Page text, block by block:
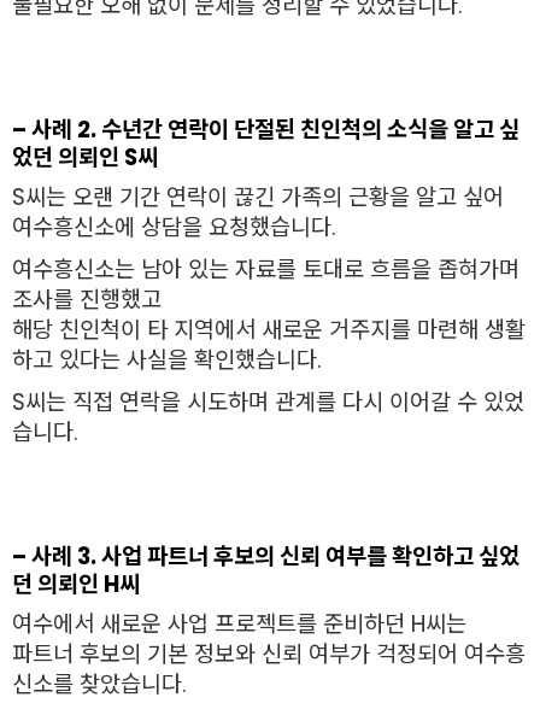
– 사례 2. 수년간 연락이 단절된 친인척의 소식을 알고 싶
었던 의뢰인 S씨
S씨는 오랜 기간 연락이 끊긴 가족의 근황을 알고 싶어
여수흥신소에 상담을 요청했습니다.
여수흥신소는 남아 있는 자료를 토대로 흐름을 좁혀가며
조사를 진행했고
해당 친인척이 타 지역에서 새로운 거주지를 마련해 생활
하고 있다는 사실을 확인했습니다.
S씨는 직접 연락을 시도하며 관계를 다시 이어갈 수 있었
습니다.
– 사례 3. 사업 파트너 후보의 신뢰 여부를 확인하고 싶었
던 의뢰인 H씨
여수에서 새로운 사업 프로젝트를 준비하던 H씨는
파트너 후보의 기본 정보와 신뢰 여부가 걱정되어 여수흥
신소를 찾았습니다.